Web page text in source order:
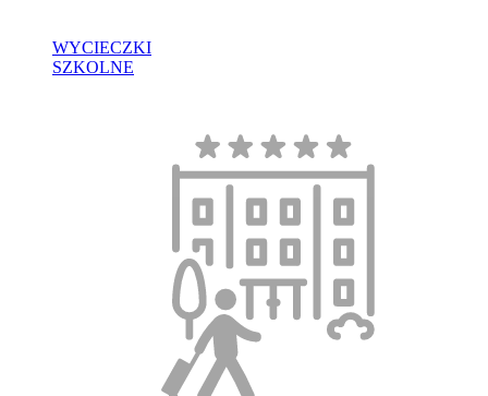
WYCIECZKI
SZKOLNE